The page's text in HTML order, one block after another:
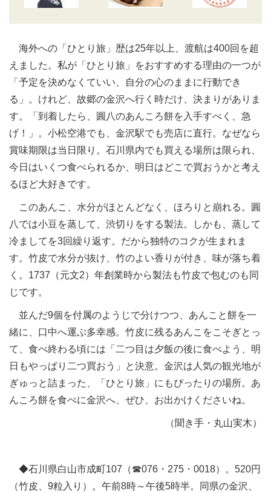
海外への「ひとり旅」歴は25年以上、渡航は400回を超
えました。私が「ひとり旅」をおすすめする理由の一つが
「予定を決めなくていい、自分の心のままに行動でき
る」。けれど、故郷の金沢へ行く時だけ、決まりがありま
す。「到着したら、圓八のあんころ餅を入手すべく、急
げ！」。小松空港でも、金沢駅でも売店に直行。なぜなら
賞味期限は当日限り。石川県内でも買える場所は限られ、
今日はいくつ食べられるか、明日はどこで買おうかと考え
るほど大好きです。
このあんこ、水分がほとんどなく、ほろりと崩れる。圓
八では小豆を蒸して、渋切りをする製法。しかも、蒸して
冷ましてを3回繰り返す。だから独特のコクが生まれま
す。竹皮で水分が抜け、竹のよい香りが付き、味が落ち着
く。1737（元文2）年創業時から製法も竹皮で包むのも同
じです。
並んだ9個を付属のようじで分けつつ、あんこと餅を一
緒に、口中へ運ぶ多幸感。竹皮に残るあんこをこそぎとっ
て、食べ終わる頃には「二つ目は夕飯の後に食べよう、明
日もやっぱり二つ買おう」と決意。金沢は人気の観光地が
ぎゅっと詰まった、「ひとり旅」にもぴったりの場所。あ
んころ餅を食べに金沢へ、ぜひ、お出かけくださいね。
（聞き手・丸山実木）
◆石川県白山市成町107（☎076・275・0018）。520円
（竹皮、9粒入り）。午前8時～午後5時半。同県の金沢、